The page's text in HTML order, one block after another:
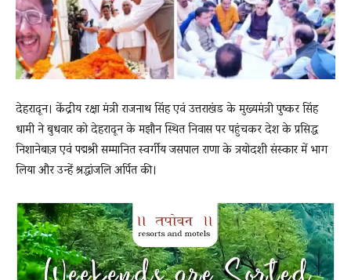
देहरादून। केंद्रीय रक्षा मंत्री राजनाथ सिंह एवं उत्तराखंड के मुख्यमंत्री पुष्कर सिंह
धामी ने बुधवार को देहरादून के मझौन स्थित निवास पर पहुंचकर देश के प्रसिद्ध
निशानेबाज़ एवं पद्मश्री सम्मानित स्वर्गीय जसपाल राणा के त्रयोदशी संस्कार में भाग
लिया और उन्हें श्रद्धांजलि अर्पित की।